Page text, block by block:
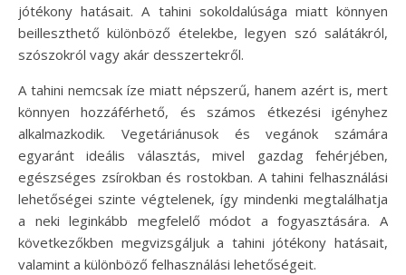
jótékony hatásait. A tahini sokoldalúsága miatt könnyen
beilleszthető különböző ételekbe, legyen szó salátákról,
szószokról vagy akár desszertekről.
A tahini nemcsak íze miatt népszerű, hanem azért is, mert
könnyen hozzáférhető, és számos étkezési igényhez
alkalmazkodik. Vegetáriánusok és vegánok számára
egyaránt ideális választás, mivel gazdag fehérjében,
egészséges zsírokban és rostokban. A tahini felhasználási
lehetőségei szinte végtelenek, így mindenki megtalálhatja
a neki leginkább megfelelő módot a fogyasztására. A
következőkben megvizsgáljuk a tahini jótékony hatásait,
valamint a különböző felhasználási lehetőségeit.